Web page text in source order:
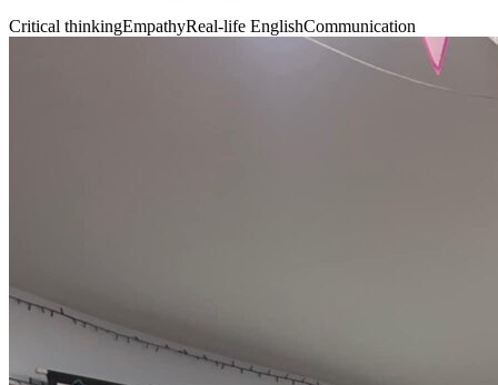
Critical thinkingEmpathyReal-life EnglishCommunication